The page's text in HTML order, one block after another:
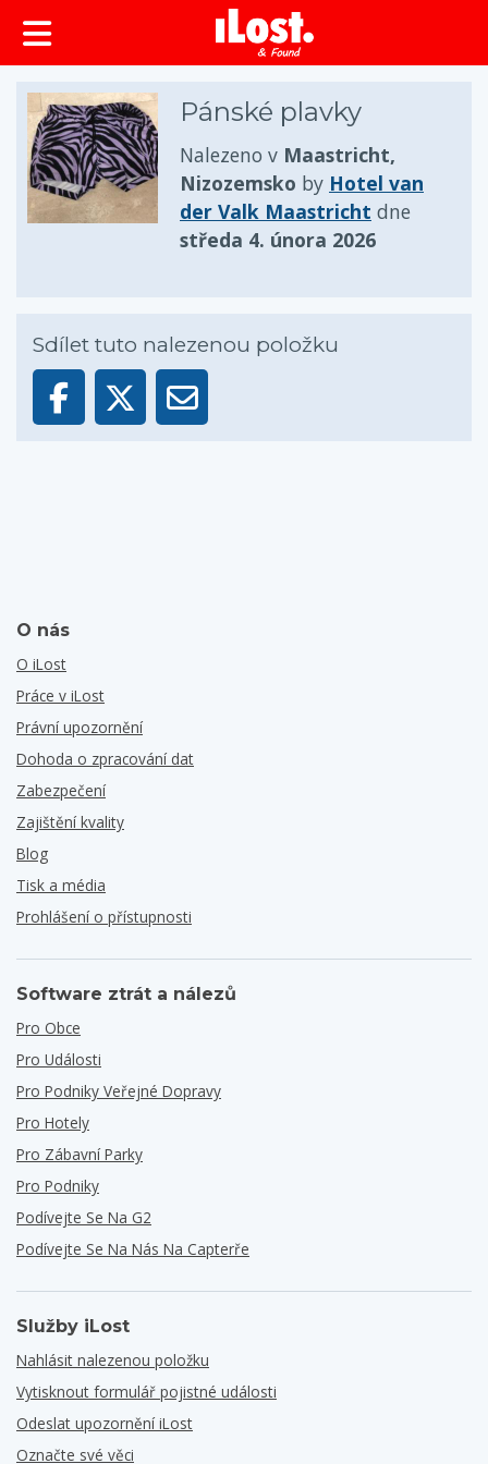
obsah
Pánské plavky
Nalezeno v Maastricht,
Nizozemsko by Hotel van
der Valk Maastricht dne
středa 4. února 2026
Sdílet tuto nalezenou položku
O nás
O iLost
Práce v iLost
Právní upozornění
Dohoda o zpracování dat
Zabezpečení
Zajištění kvality
Blog
Tisk a média
Prohlášení o přístupnosti
Software ztrát a nálezů
Pro Obce
Pro Události
Pro Podniky Veřejné Dopravy
Pro Hotely
Pro Zábavní Parky
Pro Podniky
Podívejte Se Na G2
Podívejte Se Na Nás Na Capterře
Služby iLost
Nahlásit nalezenou položku
Vytisknout formulář pojistné události
Odeslat upozornění iLost
Označte své věci